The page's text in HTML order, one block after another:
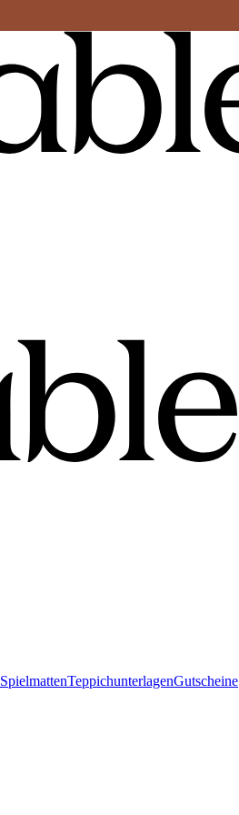
SpielmattenTeppichunterlagenGutscheine